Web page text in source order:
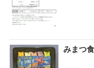
みまつ